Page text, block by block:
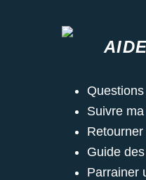
Suivre
Guide
Parrainer